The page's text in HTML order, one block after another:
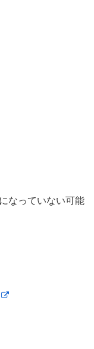
なっていない可能